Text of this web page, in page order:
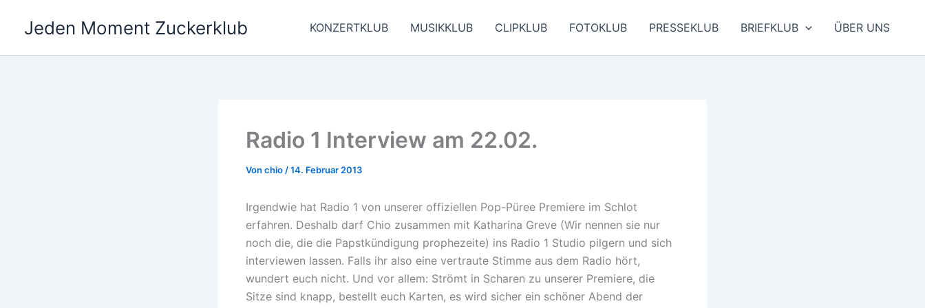
Jeden Moment Zuckerklub KONZERTKLUB MUSIKKLUB CLIPKLUB FOTOKLUB PRESSEKLUB BRIEFKLUB ÜBER UNS
Radio 1 Interview am 22.02.
Von chio /14. Februar 2013
Irgendwie hat Radio 1 von unserer offiziellen Pop-Püree Premiere im Schlot
erfahren. Deshalb darf Chio zusammen mit Katharina Greve (Wir nennen sie nur
noch die, die die Papstkündigung prophezeite) ins Radio 1 Studio pilgern und sich
interviewen lassen. Falls ihr also eine vertraute Stimme aus dem Radio hört,
wundert euch nicht. Und vor allem: Strömt in Scharen zu unserer Premiere, die
Sitze sind knapp, bestellt euch Karten, es wird sicher ein schöner Abend der